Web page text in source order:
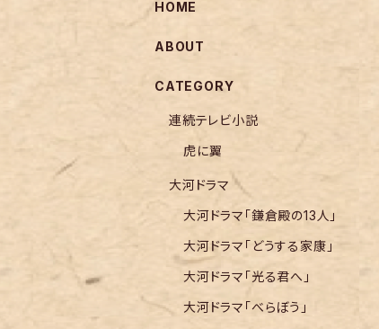
HOME
ABOUT
CATEGORY
連続テレビ小説
虎に翼
大河ドラマ
大河ドラマ「鎌倉殿の13人」
大河ドラマ「どうする家康」
大河ドラマ「光る君へ」
大河ドラマ「べらぼう」